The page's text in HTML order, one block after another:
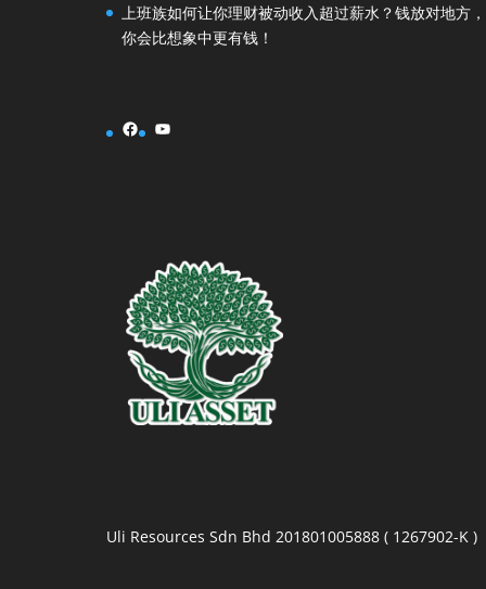
上班族如何让你理财被动收入超过薪水？钱放对地方，
你会比想象中更有钱！
FacebookYouTube
Uli Resources Sdn Bhd 201801005888 ( 1267902-K )